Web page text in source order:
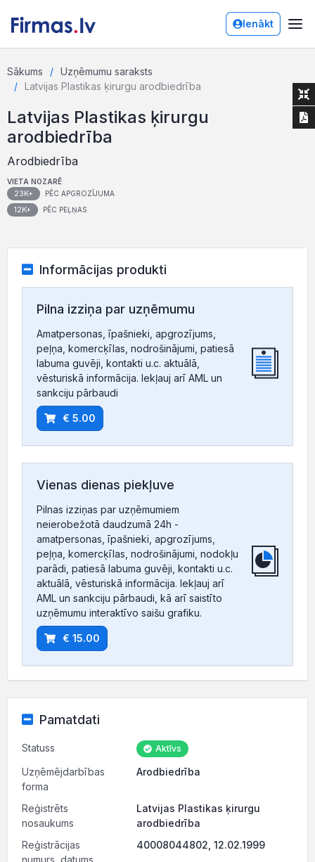
Ienākt
Sākums
Uzņēmumu saraksts
Latvijas Plastikas ķirurgu arodbiedrība
Latvijas Plastikas ķirurgu
arodbiedrība
Arodbiedrība
VIETA NOZARĒ
23K+ PĒC APGROZĪJUMA
12K+ PĒC PEĻŅAS
Informācijas produkti
Pilna izziņa par uzņēmumu
Amatpersonas, īpašnieki, apgrozījums,
peļņa, komercķīlas, nodrošinājumi, patiesā
labuma guvēji, kontakti u.c. aktuālā,
vēsturiskā informācija. Iekļauj arī AML un
sankciju pārbaudi
€ 5.00
Vienas dienas piekļuve
Pilnas izziņas par uzņēmumiem
neierobežotā daudzumā 24h -
amatpersonas, īpašnieki, apgrozījums,
peļņa, komercķīlas, nodrošinājumi, nodokļu
parādi, patiesā labuma guvēji, kontakti u.c.
aktuālā, vēsturiskā informācija. Iekļauj arī
AML un sankciju pārbaudi, kā arī saistīto
uzņēmumu interaktīvo saišu grafiku.
€ 15.00
Pamatdati
Statuss Aktīvs
Uzņēmējdarbības
forma
Arodbiedrība
Reģistrēts
nosaukums
Latvijas Plastikas ķirurgu
arodbiedrība
Reģistrācijas
numurs, datums
40008044802, 12.02.1999